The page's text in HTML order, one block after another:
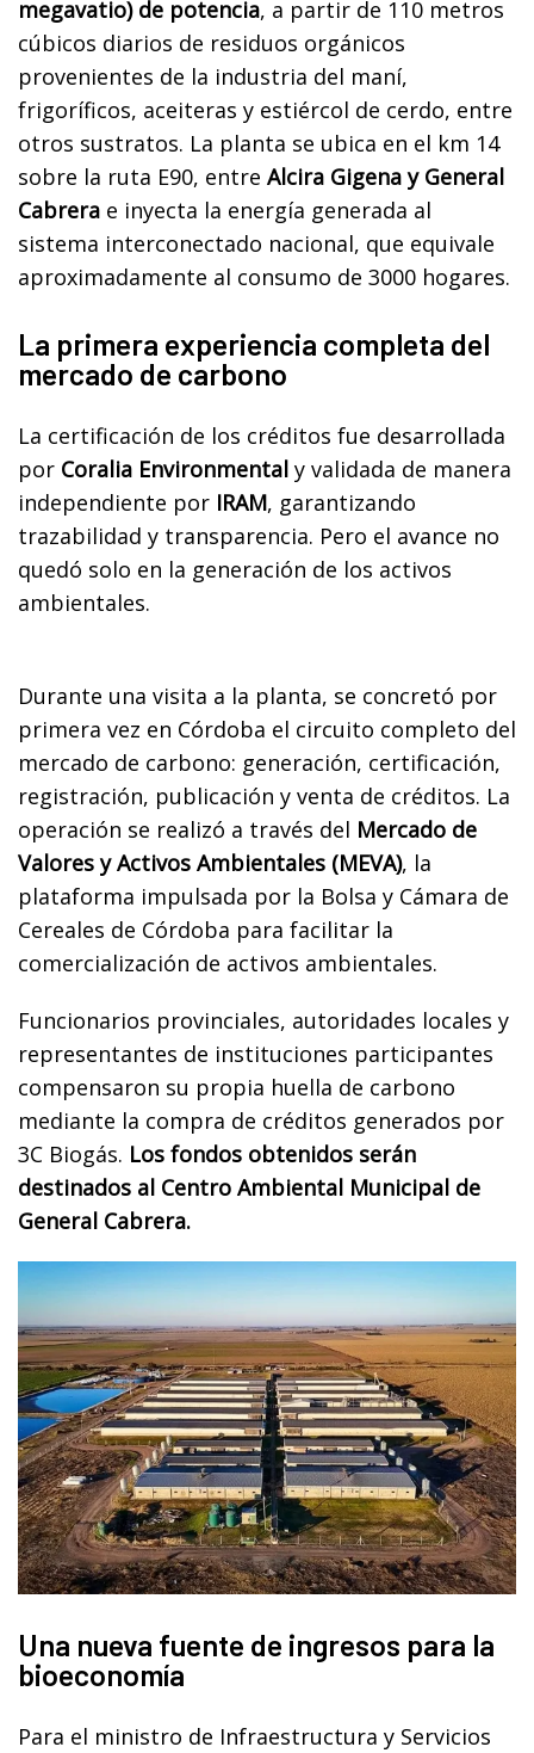
megavatio) de potencia, a partir de 110 metros
cúbicos diarios de residuos orgánicos
provenientes de la industria del maní,
frigoríficos, aceiteras y estiércol de cerdo, entre
otros sustratos. La planta se ubica en el km 14
sobre la ruta E90, entre Alcira Gigena y General
Cabrera e inyecta la energía generada al
sistema interconectado nacional, que equivale
aproximadamente al consumo de 3000 hogares.
La primera experiencia completa del
mercado de carbono
La certificación de los créditos fue desarrollada
por Coralia Environmental y validada de manera
independiente por IRAM, garantizando
trazabilidad y transparencia. Pero el avance no
quedó solo en la generación de los activos
ambientales.
Durante una visita a la planta, se concretó por
primera vez en Córdoba el circuito completo del
mercado de carbono: generación, certificación,
registración, publicación y venta de créditos. La
operación se realizó a través del Mercado de
Valores y Activos Ambientales (MEVA), la
plataforma impulsada por la Bolsa y Cámara de
Cereales de Córdoba para facilitar la
comercialización de activos ambientales.
Funcionarios provinciales, autoridades locales y
representantes de instituciones participantes
compensaron su propia huella de carbono
mediante la compra de créditos generados por
3C Biogás. Los fondos obtenidos serán
destinados al Centro Ambiental Municipal de
General Cabrera.
Una nueva fuente de ingresos para la
bioeconomía
Para el ministro de Infraestructura y Servicios